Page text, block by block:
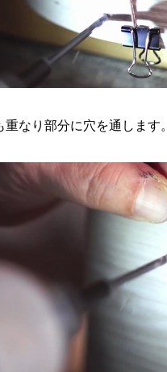
なり部分に穴を通します。